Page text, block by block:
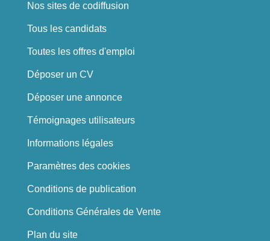
Nos sites de codiffusion
Tous les candidats
Toutes les offres d'emploi
Déposer un CV
Déposer une annonce
Témoignages utilisateurs
Informations légales
Paramètres des cookies
Conditions de publication
Conditions Générales de Vente
Plan du site